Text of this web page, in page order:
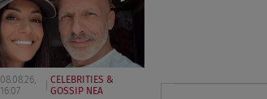
08.08.26,
16:07
CELEBRITIES &
GOSSIP ΝΕΑ